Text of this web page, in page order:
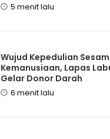
5 menit lalu
Wujud Kepedulian
Kemanusiaan, Lapas
Gelar Donor Darah
6 menit lalu